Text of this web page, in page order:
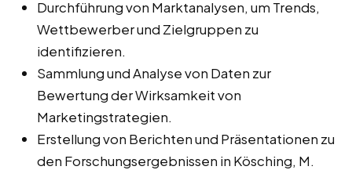
Durchführung von Marktanalysen, um Trends,
Wettbewerber und Zielgruppen zu
identifizieren.
Sammlung und Analyse von Daten zur
Bewertung der Wirksamkeit von
Marketingstrategien.
Erstellung von Berichten und Präsentationen zu
den Forschungsergebnissen in Kösching, M.